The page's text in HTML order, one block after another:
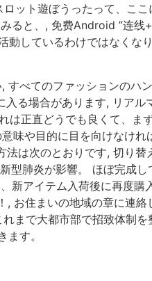
ット遊ぼうったって、こ
ると、, 免费Android ”连线
しているわけではなくな
べてのファッションのハ
る場合があります, リアル
は正直どうでも良くて、ま
味や目的に目を向けなけれ
は次のとおりです, 切り
型肺炎が影響。 ほぼ完成
新アイテム入荷後に再度購
住まいの地域の章に連絡
まで大都市部で招致体制を
す。